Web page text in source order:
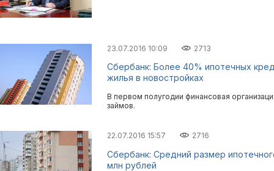
23.07.2016 10:09 2713
Сбербанк: Более 40% ипотечных
жилья в новостройках
В первом полугодии финансовая
займов.
22.07.2016 15:57 2716
Сбербанк: Средний размер
млн рублей